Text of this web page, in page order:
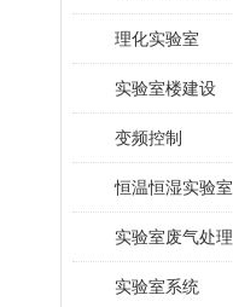
理化实验室
实验室楼建设
变频控制
恒温恒湿实验室
实验室废气处理
实验室系统